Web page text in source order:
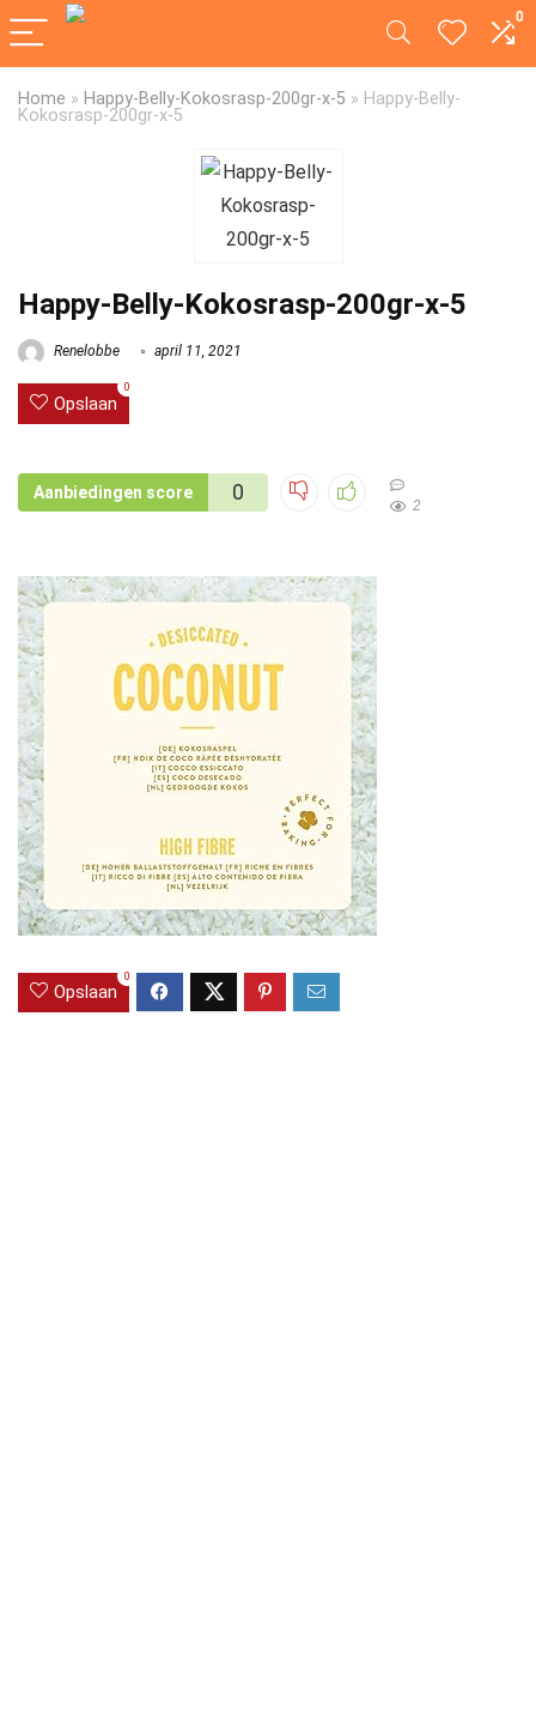
0
Home » Happy-Belly-Kokosrasp-200gr-x-5 » Happy-Belly-
Kokosrasp-200gr-x-5
Happy-Belly-Kokosrasp-200gr-x-5
Renelobbe april 11, 2021
Opslaan
0
Aanbiedingen score 0
2
Opslaan
0